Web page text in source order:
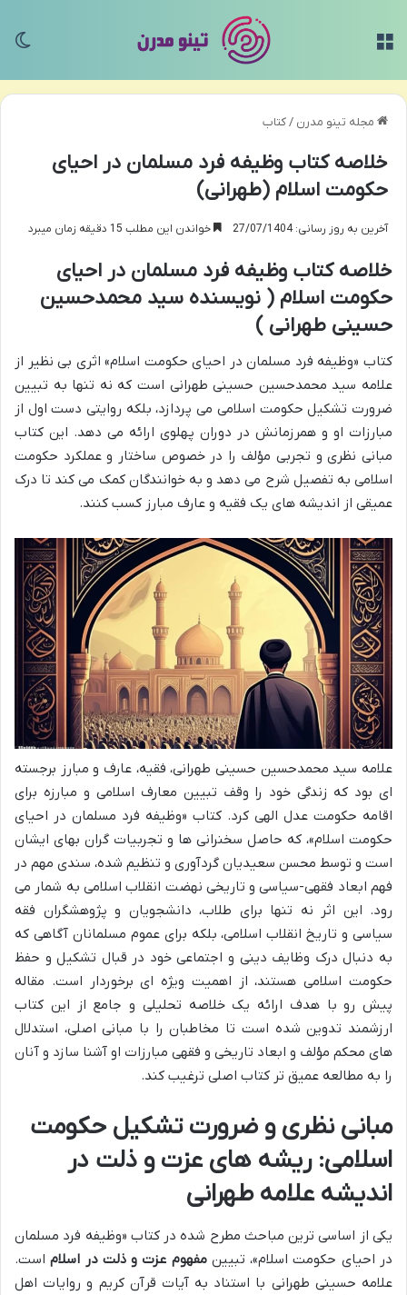
مجله تینو مدرن /کتاب
خلاصه کتاب وظیفه فرد مسلمان در احیای
حکومت اسلام (طهرانی)
آخرین به روز رسانی: 27/07/1404 خواندن این مطلب 15 دقیقه زمان میبرد
خلاصه کتاب وظیفه فرد مسلمان در احیای
حکومت اسلام ( نویسنده سید محمدحسین
حسینی طهرانی )
کتاب «وظیفه فرد مسلمان در احیای حکومت اسلام» اثری بی نظیر از
علامه سید محمدحسین حسینی طهرانی است که نه تنها به تبیین
ضرورت تشکیل حکومت اسلامی می پردازد، بلکه روایتی دست اول از
مبارزات او و همرزمانش در دوران پهلوی ارائه می دهد. این کتاب
مبانی نظری و تجربی مؤلف را در خصوص ساختار و عملکرد حکومت
اسلامی به تفصیل شرح می دهد و به خوانندگان کمک می کند تا درک
عمیقی از اندیشه های یک فقیه و عارف مبارز کسب کنند.
علامه سید محمدحسین حسینی طهرانی، فقیه، عارف و مبارز برجسته
ای بود که زندگی خود را وقف تبیین معارف اسلامی و مبارزه برای
اقامه حکومت عدل الهی کرد. کتاب «وظیفه فرد مسلمان در احیای
حکومت اسلام»، که حاصل سخنرانی ها و تجربیات گران بهای ایشان
است و توسط محسن سعیدیان گردآوری و تنظیم شده، سندی مهم در
فهم ابعاد فقهی-سیاسی و تاریخی نهضت انقلاب اسلامی به شمار می
رود. این اثر نه تنها برای طلاب، دانشجویان و پژوهشگران فقه
سیاسی و تاریخ انقلاب اسلامی، بلکه برای عموم مسلمانان آگاهی که
به دنبال درک وظایف دینی و اجتماعی خود در قبال تشکیل و حفظ
حکومت اسلامی هستند، از اهمیت ویژه ای برخوردار است. مقاله
پیش رو با هدف ارائه یک خلاصه تحلیلی و جامع از این کتاب
ارزشمند تدوین شده است تا مخاطبان را با مبانی اصلی، استدلال
های محکم مؤلف و ابعاد تاریخی و فقهی مبارزات او آشنا سازد و آنان
را به مطالعه عمیق تر کتاب اصلی ترغیب کند.
مبانی نظری و ضرورت تشکیل حکومت
اسلامی: ریشه های عزت و ذلت در
اندیشه علامه طهرانی
یکی از اساسی ترین مباحث مطرح شده در کتاب «وظیفه فرد مسلمان
در احیای حکومت اسلام»، تبیینمفهوم عزت و ذلت در اسلاماست.
علامه حسینی طهرانی با استناد به آیات قرآن کریم و روایات اهل